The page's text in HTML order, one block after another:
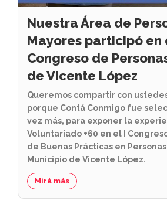
Nuestra Área de
Mayores participó en
Congreso de
de Vicente López
Queremos compartir con
porque Contá Conmigo fue
vez más, para exponer la
Voluntariado +60 en el I
de Buenas Prácticas en
Municipio de Vicente López.
Mirá más